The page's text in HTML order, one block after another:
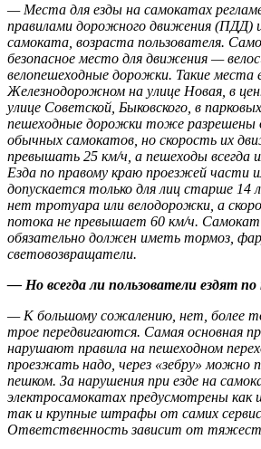
— Места для езды на самокатах
правилами дорожного движения (ПДД)
самоката, возраста пользователя.
безопасное место для движения —
велопешеходные дорожки. Такие места
Железнодорожном на улице Новая, в
улице Советской, Быковского, в
пешеходные дорожки тоже разрешены
обычных самокатов, но скорость их
превышать 25 км/ч, а пешеходы
Езда по правому краю проезжей части
допускается только для лиц старше 14
нет тротуара или велодорожки, а
потока не превышает 60 км/ч.
обязательно должен иметь тормоз,
световозвращатели.
— Но всегда ли пользователи ездят
— К большому сожалению, нет, более
трое передвигаются. Самая основная
нарушают правила на пешеходном
проезжать надо, через «зебру» можно
пешком. За нарушения при езде на
электросамокатах предусмотрены
так и крупные штрафы от самих
Ответственность зависит от